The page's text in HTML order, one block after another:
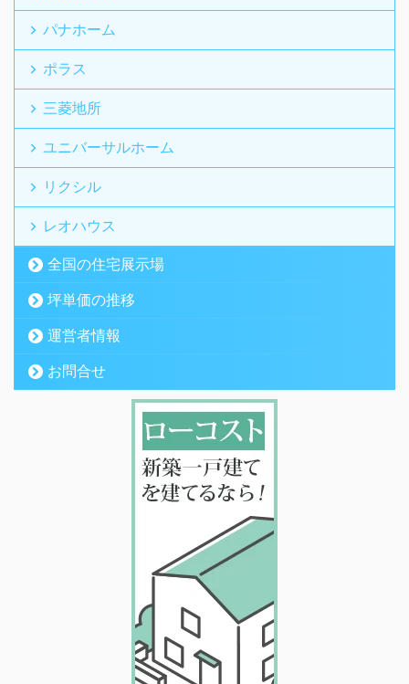
パナホーム
ポラス
三菱地所
ユニバーサルホーム
リクシル
レオハウス
全国の住宅展示場
坪単価の推移
運営者情報
お問合せ